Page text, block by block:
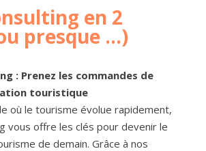
en 2
presque ...)
: Prenez les commandes de
touristique
où le tourisme évolue rapidement,
vous offre les clés pour devenir le
de demain. Grâce à nos